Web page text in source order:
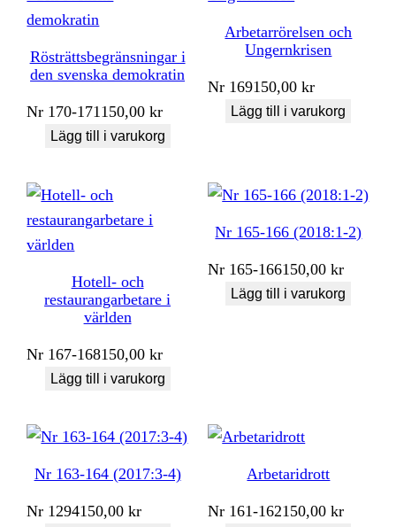
Rösträttsbegränsningar i
den svenska demokratin
Nr 170-171150,00kr
Lägg till i varukorg
Arbetarrörelsen och
Ungernkrisen
Nr 169150,00kr
Lägg till i varukorg
Hotell- och
restaurangarbetare i
världen
Nr 167-168150,00kr
Lägg till i varukorg
Nr 165-166 (2018:1-2)
Nr 165-166150,00kr
Lägg till i varukorg
Nr 163-164 (2017:3-4)
Nr 1294150,00kr
Arbetaridrott
Nr 161-162150,00kr